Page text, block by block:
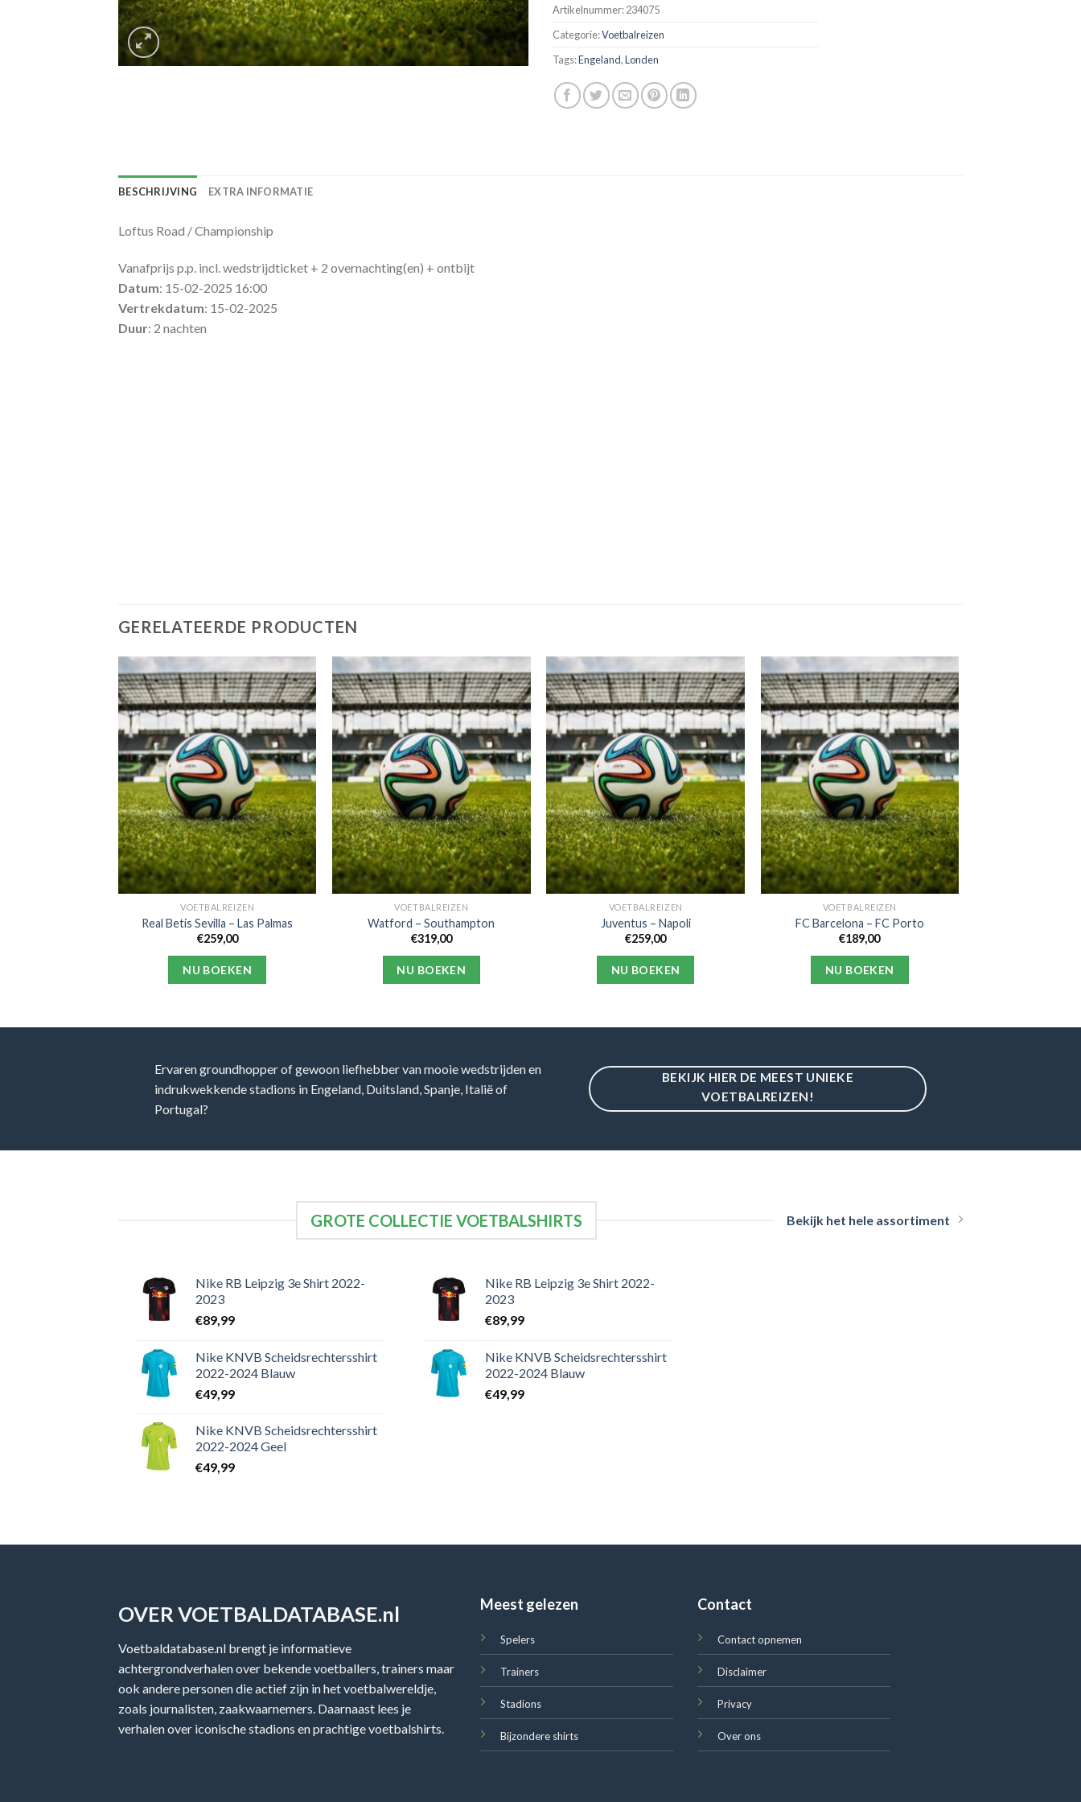
Artikelnummer:234075
Categorie:Voetbalreizen
Tags:Engeland,Londen
BESCHRIJVING EXTRA INFORMATIE
Loftus Road / Championship
Vanafprijs p.p. incl. wedstrijdticket + 2 overnachting(en) + ontbijt
Datum: 15-02-2025 16:00
Vertrekdatum: 15-02-2025
Duur: 2 nachten
GERELATEERDE PRODUCTEN
VOETBALREIZEN
Real Betis Sevilla – Las Palmas
€259,00
NU BOEKEN
VOETBALREIZEN
Watford – Southampton
€319,00
NU BOEKEN
VOETBALREIZEN
Juventus – Napoli
€259,00
NU BOEKEN
VOETBALREIZEN
FC Barcelona – FC Porto
€189,00
NU BOEKEN
Ervaren groundhopper of gewoon liefhebber van mooie wedstrijden en
indrukwekkende stadions in Engeland, Duitsland, Spanje, Italië of
Portugal?
BEKIJK HIER DE MEEST UNIEKE
VOETBALREIZEN!
GROTE COLLECTIE VOETBALSHIRTS Bekijk het hele assortiment
Nike RB Leipzig 3e Shirt 2022-
2023
€89,99
Nike KNVB Scheidsrechtersshirt
2022-2024 Blauw
€49,99
Nike KNVB Scheidsrechtersshirt
2022-2024 Geel
€49,99
Nike RB Leipzig 3e Shirt 2022-
2023
€89,99
Nike KNVB Scheidsrechtersshirt
2022-2024 Blauw
€49,99
OVER VOETBALDATABASE.nl
Voetbaldatabase.nl brengt je informatieve
achtergrondverhalen over bekende voetballers, trainers maar
ook andere personen die actief zijn in het voetbalwereldje,
zoals journalisten, zaakwaarnemers. Daarnaast lees je
verhalen over iconische stadions en prachtige voetbalshirts.
Meest gelezen
Spelers
Trainers
Stadions
Bijzondere shirts
Contact
Contact opnemen
Disclaimer
Privacy
Over ons